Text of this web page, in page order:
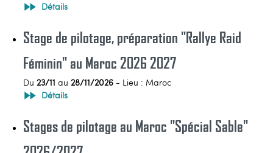
Détails
Stage de pilotage, préparation "Rallye Raid
Féminin" au Maroc 2026 2027
Du 23/11 au 28/11/2026 - Lieu : Maroc
Détails
Stages de pilotage au Maroc "Spécial Sable"